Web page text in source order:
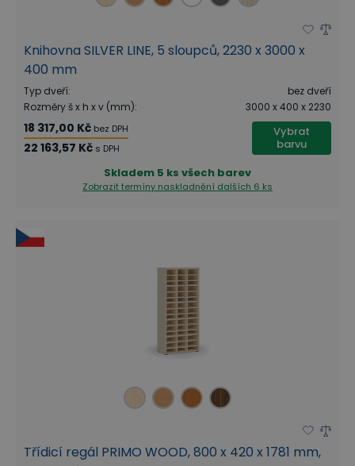
Knihovna SILVER LINE, 5 sloupců, 2230 x 3000 x
400 mm
Typ dveří:
bez dveří
Rozměry š x h x v (mm): 3000 x 400 x 2230
18 317,00 Kč bez DPH
22 163,57 Kč s DPH
Vybrat
barvu
Skladem 5 ks všech barev
Zobrazit termíny naskladnění dalších 6 ks
Třídicí regál PRIMO WOOD, 800 x 420 x 1781 mm,